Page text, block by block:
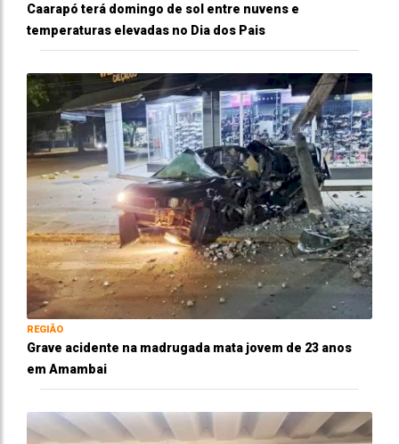
Caarapó terá domingo de sol entre nuvens e
temperaturas elevadas no Dia dos Pais
REGIÃO
Grave acidente na madrugada mata jovem de 23 anos
em Amambai